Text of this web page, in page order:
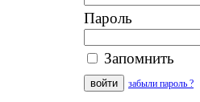
Пароль
Запомнить
забыли пароль ?